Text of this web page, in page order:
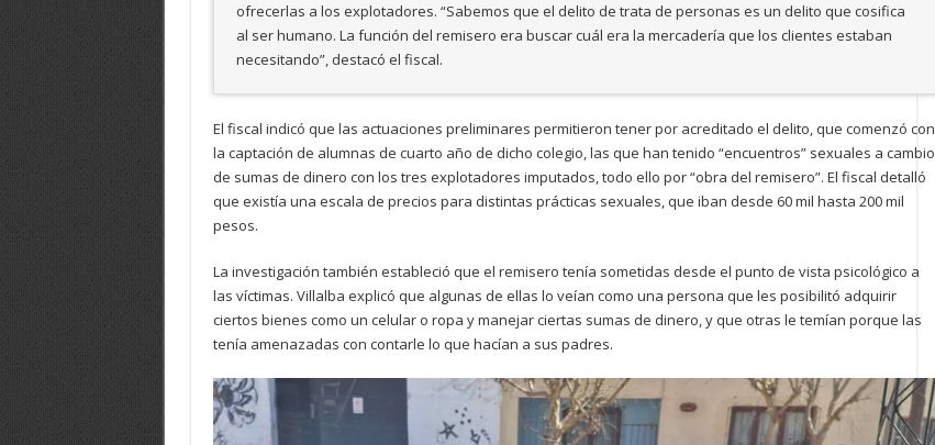
ofrecerlas a los explotadores. “Sabemos que el delito de trata de personas es un delito que cosifica
al ser humano. La función del remisero era buscar cuál era la mercadería que los clientes estaban
necesitando”, destacó el fiscal.
El fiscal indicó que las actuaciones preliminares permitieron tener por acreditado el delito, que comenzó con
la captación de alumnas de cuarto año de dicho colegio, las que han tenido “encuentros” sexuales a cambio
de sumas de dinero con los tres explotadores imputados, todo ello por “obra del remisero”. El fiscal detalló
que existía una escala de precios para distintas prácticas sexuales, que iban desde 60 mil hasta 200 mil
pesos.
La investigación también estableció que el remisero tenía sometidas desde el punto de vista psicológico a
las víctimas. Villalba explicó que algunas de ellas lo veían como una persona que les posibilitó adquirir
ciertos bienes como un celular o ropa y manejar ciertas sumas de dinero, y que otras le temían porque las
tenía amenazadas con contarle lo que hacían a sus padres.